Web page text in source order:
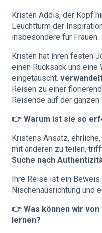
Kristen Addis, der Kopf
Leuchtturm der
insbesondere für Frauen.
Kristen hat ihren festen
einen Rucksack und eine
eingetauscht.
Reisen zu einer
Reisende auf der
👉 Warum ist sie so
Kristens Ansatz,
mit anderen zu teilen,
Suche nach
Ihre Reise ist ein
Nischenausrichtung und
👉 Was können wir
lernen?